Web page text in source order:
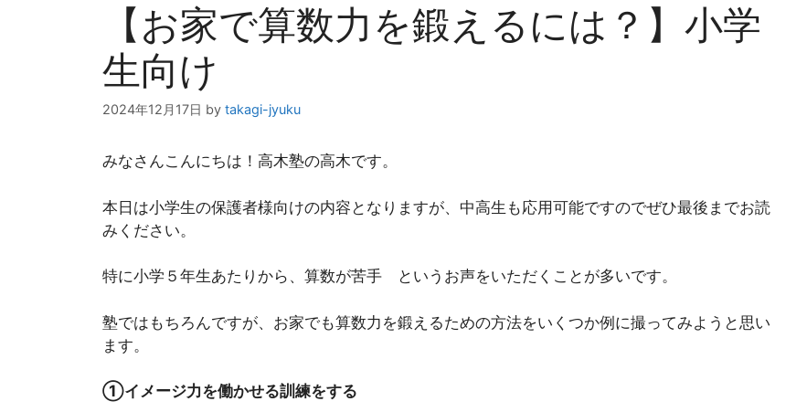
【お家で算数力を鍛えるには？】小学
生向け
2024年12月17日 by takagi-jyuku
みなさんこんにちは！高木塾の高木です。
本日は小学生の保護者様向けの内容となりますが、中高生も応用可能ですのでぜひ最後までお読
みください。
特に小学５年生あたりから、算数が苦手 というお声をいただくことが多いです。
塾ではもちろんですが、お家でも算数力を鍛えるための方法をいくつか例に撮ってみようと思い
ます。
①イメージ力を働かせる訓練をする